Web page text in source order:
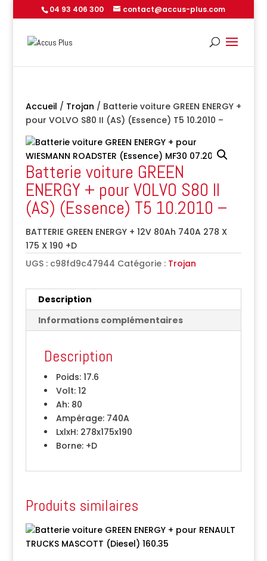
04 93 406 300 contact@accus-plus.com
Accueil / Trojan / Batterie voiture GREEN ENERGY +
pour VOLVO S80 II (AS) (Essence) T5 10.2010 –
Batterie voiture GREEN
ENERGY + pour VOLVO S80 II
(AS) (Essence) T5 10.2010 –
BATTERIE GREEN ENERGY + 12V 80Ah 740A 278 X
175 X 190 +D
UGS : c98fd9c47944 Catégorie : Trojan
Description
Informations complémentaires
Description
Poids:17.6
Volt:12
Ah:80
Ampérage:740A
LxlxH:278x175x190
Borne:+D
Produits similaires